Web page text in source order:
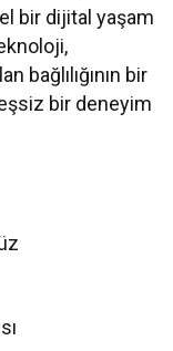
bir dijital yaşam
bağlılığının bir
bir deneyim